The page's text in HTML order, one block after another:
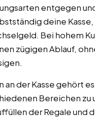
entgegen
deine
Bei hohem
zügigen Ablauf,
der Kasse gehört
Bereichen
der Regale und